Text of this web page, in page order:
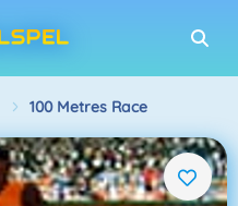
100 Metres Race